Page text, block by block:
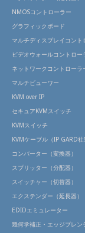
NMOSコントローラー
グラフィックボード
マルチディスプレイコント
ビデオウォールコントロー
ネットワークコントローラ
マルチビューワー
KVM over IP
セキュアKVMスイッチ
KVMスイッチ
KVMケーブル（IP GARD社
コンバーター（変換器）
スプリッター（分配器）
スイッチャー（切替器）
エクステンダー（延長器）
EDIDエミュレーター
幾何学補正・エッジブレン